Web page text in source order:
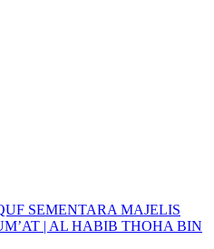
SEMENTARA MAJELIS
| AL HABIB THOHA BIN